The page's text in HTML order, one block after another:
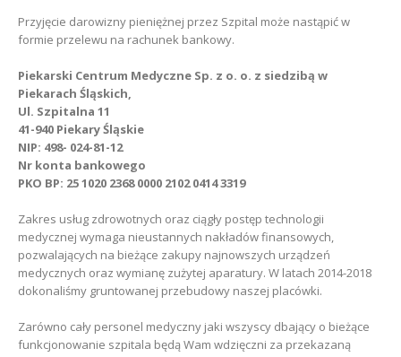
Przyjęcie darowizny pieniężnej przez Szpital może nastąpić w
formie przelewu na rachunek bankowy.
Piekarski Centrum Medyczne Sp. z o. o. z siedzibą w
Piekarach Śląskich,
Ul. Szpitalna 11
41-940 Piekary Śląskie
NIP: 498- 024-81-12
Nr konta bankowego
PKO BP: 25 1020 2368 0000 2102 0414 3319
Zakres usług zdrowotnych oraz ciągły postęp technologii
medycznej wymaga nieustannych nakładów finansowych,
pozwalających na bieżące zakupy najnowszych urządzeń
medycznych oraz wymianę zużytej aparatury. W latach 2014-2018
dokonaliśmy gruntowanej przebudowy naszej placówki.
Zarówno cały personel medyczny jaki wszyscy dbający o bieżące
funkcjonowanie szpitala będą Wam wdzięczni za przekazaną